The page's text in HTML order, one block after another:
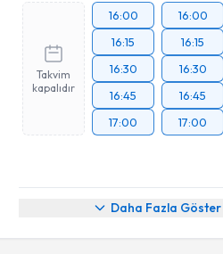
Takvim
kapalıdır
16:00
16:15
16:30
16:45
17:00
16:00
16:15
16:30
16:45
17:00
Daha Fazla Göster